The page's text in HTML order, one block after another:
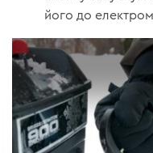
його до